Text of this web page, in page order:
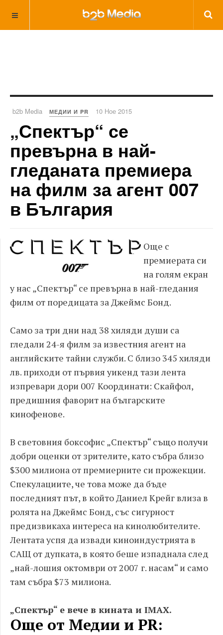
b2b Media МЕДИИ И PR 10 Ное 2015
„Спектър“ се
превърна в най-
гледаната премиера
на филм за агент 007
в България
Още с
премиерата си
на голям екран
у нас „Спектър“ се превърна в най-гледания
филм от поредицата за Джеймс Бонд.
Само за три дни над 38 хиляди души са
гледали 24-я филм за известния агент на
английските тайни служби. С близо 345 хиляди
лв. приходи от първия уикенд тази лента
изпревари дори 007 Координати: Скайфол,
предишния фаворит на българските
кинофенове.
В световния боксофис „Спектър“ също получи
добри оценки от зрителите, като събра близо
$300 милиона от премиерните си прожекции.
Спекулациите, че това може да бъде
последният път, в който Даниел Крейг влиза в
ролята на Джеймс Бонд, със сигурност
предизвикаха интереса на кинолюбителите.
Лентата успя да извади киноиндустрията в
САЩ от дупката, в която беше изпаднала след
„най-лошия октомври от 2007 г. насам“ и само
там събра $73 милиона.
„Спектър“ е вече в кината и IMAX.
Още от Медии и PR: